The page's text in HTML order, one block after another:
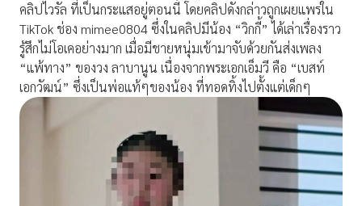
คลิปไวรัล ที่เป็นกระแสอยู่ตอนนี้ โดยคลิปดังกล่าวถูกเผยแพร่ใน
TikTok ช่อง mimee0804 ซึ่งในคลิปมีน้อง “วิกกี้” ได้เล่าเรื่องราว
รู้สึกไม่โอเคอย่างมาก เมื่อมีชายหนุ่มเข้ามาจับด้วยกันส่งเพลง
“แพ้ทาง” ของวง ลาบานูน เนื่องจากพระเอกเอ็มวี คือ “เบสท์
เอกวัฒน์” ซึ่งเป็นพ่อแท้ๆของน้อง ที่ทอดทิ้งไปตั้งแต่เด็กๆ